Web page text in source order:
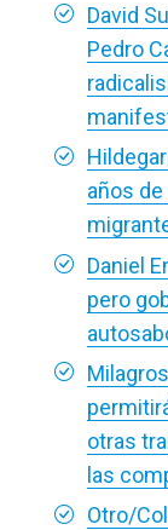
David
Pedro
años
Daniel
pero
otras
las
Otro/